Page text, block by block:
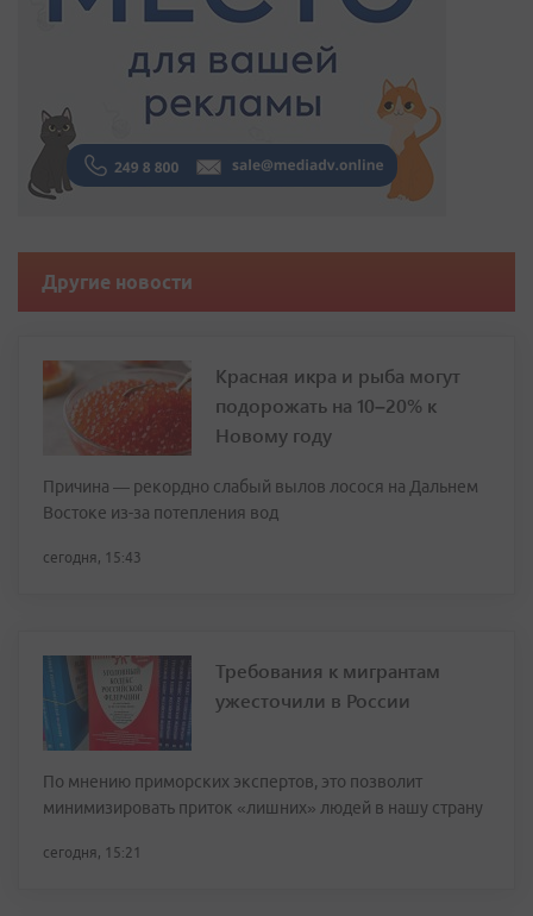
Другие новости
Красная икра и рыба могут
подорожать на 10–20% к
Новому году
Причина — рекордно слабый вылов лосося на Дальнем
Востоке из-за потепления вод
сегодня, 15:43
Требования к мигрантам
ужесточили в России
По мнению приморских экспертов, это позволит
минимизировать приток «лишних» людей в нашу страну
сегодня, 15:21